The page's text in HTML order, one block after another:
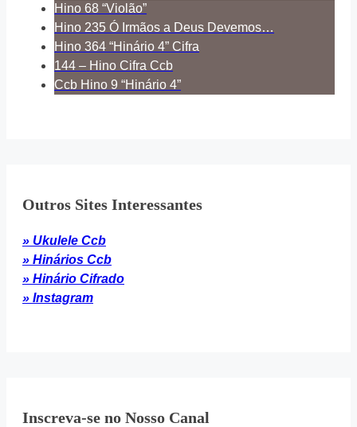
Hino 68 “Violão”
Hino 235 Ó Irmãos a Deus Devemos…
Hino 364 “Hinário 4” Cifra
144 – Hino Cifra Ccb
Ccb Hino 9 “Hinário 4”
Outros Sites Interessantes
» Ukulele Ccb
» Hinários Ccb
» Hinário Cifrado
» Instagram
Inscreva-se no Nosso Canal